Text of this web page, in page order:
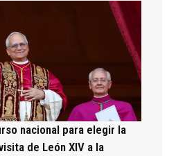
nacional para elegir la
de León XIV a la